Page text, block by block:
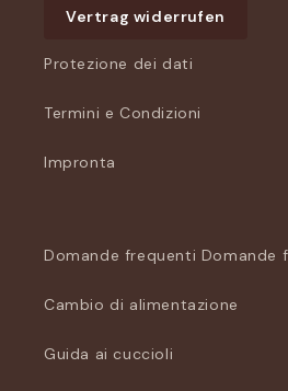
Vertrag widerrufen
Protezione dei dati
Termini e Condizioni
Impronta
Domande frequenti Domande
Cambio di alimentazione
Guida ai cuccioli